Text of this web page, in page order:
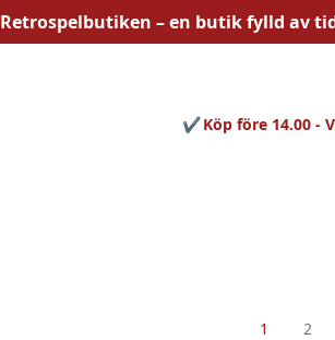
Retrospelbutiken – en butik fylld av
Köp före 14.00 -
1 2